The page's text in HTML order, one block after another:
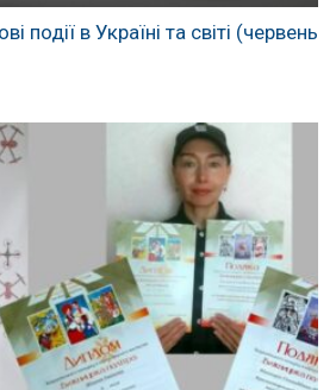
події в Україні та світі (червень